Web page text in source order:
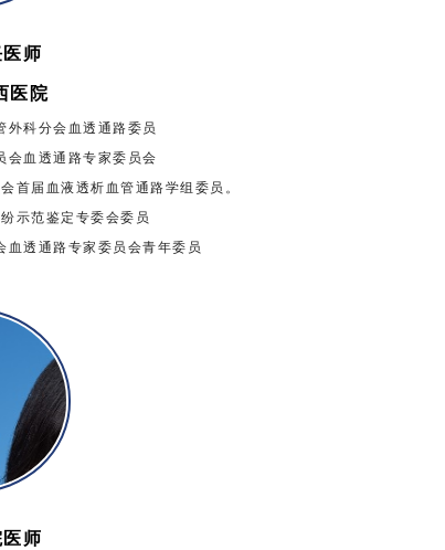
师
医院
外科分会血透通路委员
会血透通路专家委员会
首届血液透析血管通路学组委员。
示范鉴定专委会委员
血透通路专家委员会青年委员
师